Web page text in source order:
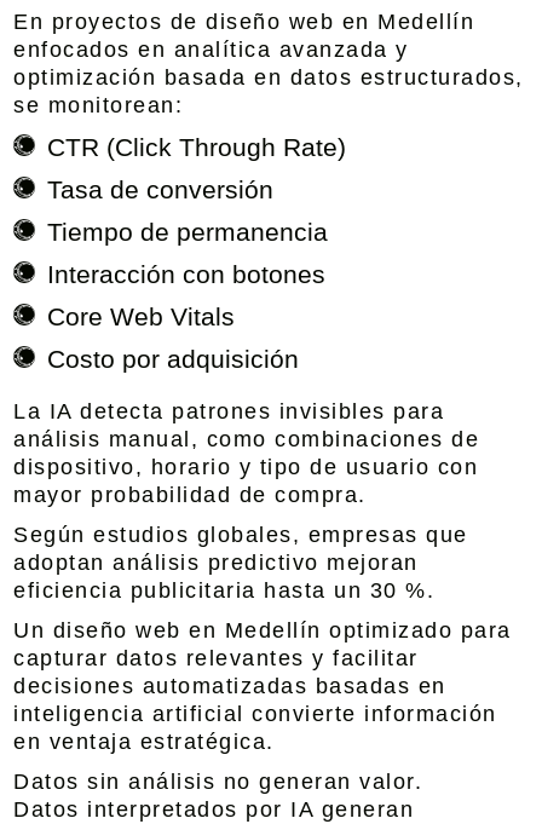
En proyectos de diseño web en Medellín
enfocados en analítica avanzada y
optimización basada en datos estructurados,
se monitorean:
CTR (Click Through Rate)
Tasa de conversión
Tiempo de permanencia
Interacción con botones
Core Web Vitals
Costo por adquisición
La IA detecta patrones invisibles para
análisis manual, como combinaciones de
dispositivo, horario y tipo de usuario con
mayor probabilidad de compra.
Según estudios globales, empresas que
adoptan análisis predictivo mejoran
eficiencia publicitaria hasta un 30 %.
Un diseño web en Medellín optimizado para
capturar datos relevantes y facilitar
decisiones automatizadas basadas en
inteligencia artificial convierte información
en ventaja estratégica.
Datos sin análisis no generan valor.
Datos interpretados por IA generan